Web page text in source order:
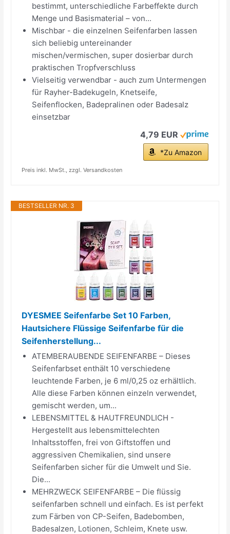
bestimmt, unterschiedliche Farbeffekte durch
Menge und Basismaterial – von...
Mischbar - die einzelnen Seifenfarben lassen
sich beliebig untereinander
mischen/vermischen, super dosierbar durch
praktischen Tropfverschluss
Vielseitig verwendbar - auch zum Untermengen
für Rayher-Badekugeln, Knetseife,
Seifenflocken, Badepralinen oder Badesalz
einsetzbar
4,79 EUR
*Zu Amazon
Preis inkl. MwSt., zzgl. Versandkosten
BESTSELLER NR. 3
DYESMEE Seifenfarbe Set 10 Farben,
Hautsichere Flüssige Seifenfarbe für die
Seifenherstellung...
ATEMBERAUBENDE SEIFENFARBE – Dieses
Seifenfarbset enthält 10 verschiedene
leuchtende Farben, je 6 ml/0,25 oz erhältlich.
Alle diese Farben können einzeln verwendet,
gemischt werden, um...
LEBENSMITTEL & HAUTFREUNDLICH -
Hergestellt aus lebensmittelechten
Inhaltsstoffen, frei von Giftstoffen und
aggressiven Chemikalien, sind unsere
Seifenfarben sicher für die Umwelt und Sie.
Die...
MEHRZWECK SEIFENFARBE – Die flüssig
seifenfarben schnell und einfach. Es ist perfekt
zum Färben von CP-Seifen, Badebomben,
Badesalzen, Lotionen, Schleim, Knete usw.